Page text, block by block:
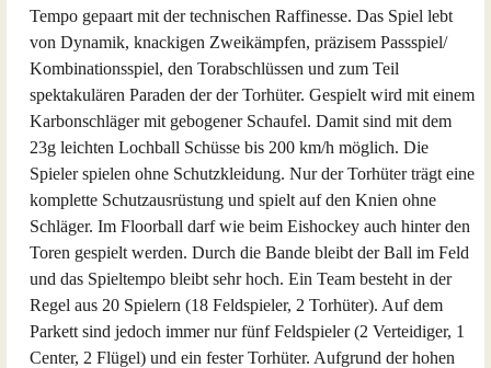
Tempo gepaart mit der technischen Raffinesse. Das Spiel lebt
von Dynamik, knackigen Zweikämpfen, präzisem Passspiel/
Kombinationsspiel, den Torabschlüssen und zum Teil
spektakulären Paraden der der Torhüter. Gespielt wird mit einem
Karbonschläger mit gebogener Schaufel. Damit sind mit dem
23g leichten Lochball Schüsse bis 200 km/h möglich. Die
Spieler spielen ohne Schutzkleidung. Nur der Torhüter trägt eine
komplette Schutzausrüstung und spielt auf den Knien ohne
Schläger. Im Floorball darf wie beim Eishockey auch hinter den
Toren gespielt werden. Durch die Bande bleibt der Ball im Feld
und das Spieltempo bleibt sehr hoch. Ein Team besteht in der
Regel aus 20 Spielern (18 Feldspieler, 2 Torhüter). Auf dem
Parkett sind jedoch immer nur fünf Feldspieler (2 Verteidiger, 1
Center, 2 Flügel) und ein fester Torhüter. Aufgrund der hohen